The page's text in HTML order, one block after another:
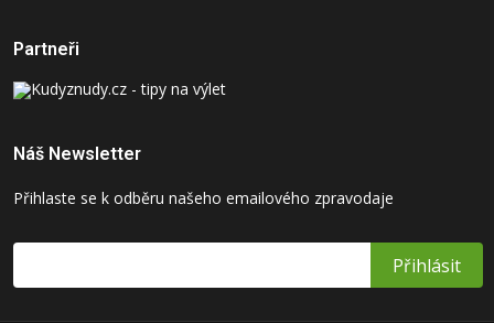
Partneři
Náš Newsletter
Přihlaste se k odběru našeho emailového zpravodaje